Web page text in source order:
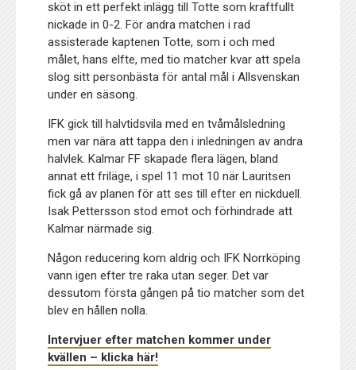
sköt in ett perfekt inlägg till Totte som kraftfullt
nickade in 0-2. För andra matchen i rad
assisterade kaptenen Totte, som i och med
målet, hans elfte, med tio matcher kvar att spela
slog sitt personbästa för antal mål i Allsvenskan
under en säsong.
IFK gick till halvtidsvila med en tvåmålsledning
men var nära att tappa den i inledningen av andra
halvlek. Kalmar FF skapade flera lägen, bland
annat ett friläge, i spel 11 mot 10 när Lauritsen
fick gå av planen för att ses till efter en nickduell.
Isak Pettersson stod emot och förhindrade att
Kalmar närmade sig.
Någon reducering kom aldrig och IFK Norrköping
vann igen efter tre raka utan seger. Det var
dessutom första gången på tio matcher som det
blev en hållen nolla.
Intervjuer efter matchen kommer under
kvällen – klicka här!